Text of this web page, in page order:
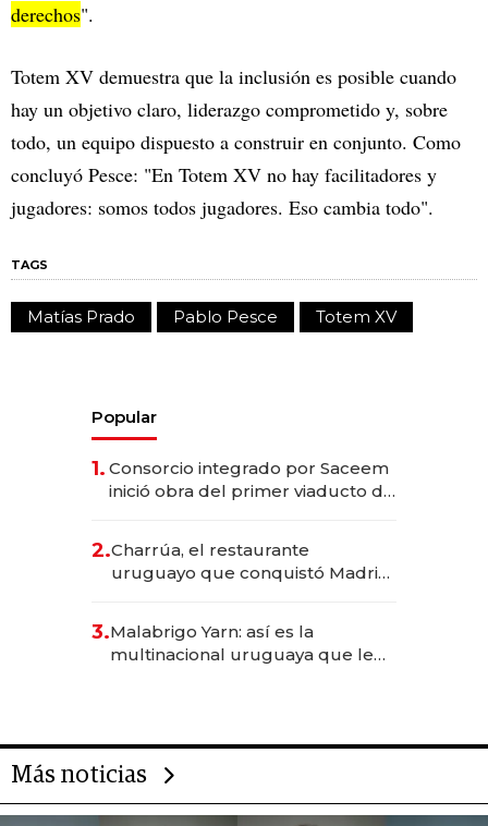
derechos".
Totem XV demuestra que la inclusión es posible cuando
hay un objetivo claro, liderazgo comprometido y, sobre
todo, un equipo dispuesto a construir en conjunto. Como
concluyó Pesce: "En Totem XV no hay facilitadores y
jugadores: somos todos jugadores. Eso cambia todo".
TAGS
Matías Prado Pablo Pesce Totem XV
Popular
1. Consorcio integrado por Saceem
inició obra del primer viaducto de
millones
2.Charrúa, el restaurante
uruguayo que conquistó Madrid:
anticipación y prepara apertura
3.Malabrigo Yarn: así es la
multinacional uruguaya que le
Más noticias